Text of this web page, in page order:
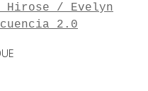
Hirose / Evelyn
2.0